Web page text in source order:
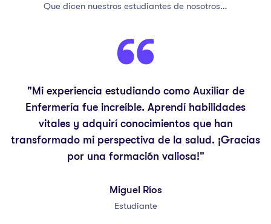
Que dicen nuestros estudiantes de nosotros…
"Mi experiencia estudiando como Auxiliar de
Enfermería fue increíble. Aprendí habilidades
vitales y adquirí conocimientos que han
transformado mi perspectiva de la salud. ¡Gracias
por una formación valiosa!"
Miguel Ríos
Estudiante